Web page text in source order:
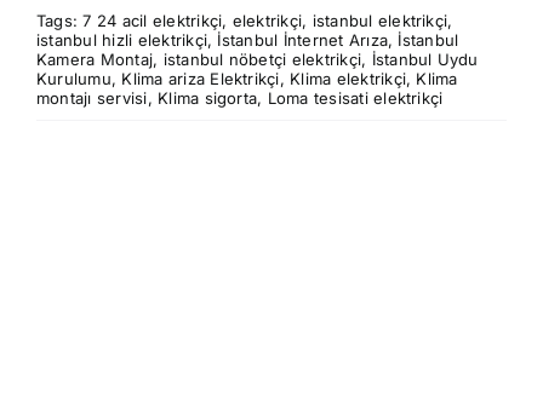
Sigorta
Montajı
Elektrikçi
Tags:7 24 acil elektrikçi, elektrikçi, istanbul elektrikçi,
istanbul hizli elektrikçi, İstanbul İnternet Arıza, İstanbul
Kamera Montaj, istanbul nöbetçi elektrikçi, İstanbul Uydu
Kurulumu, Klima ariza Elektrikçi, Klima elektrikçi, Klima
montajı servisi, Klima sigorta, Loma tesisati elektrikçi